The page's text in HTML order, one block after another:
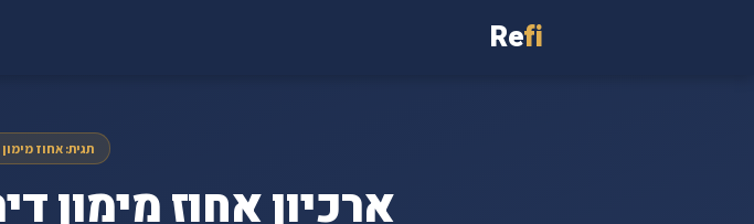
Refi
תגית: אחוז